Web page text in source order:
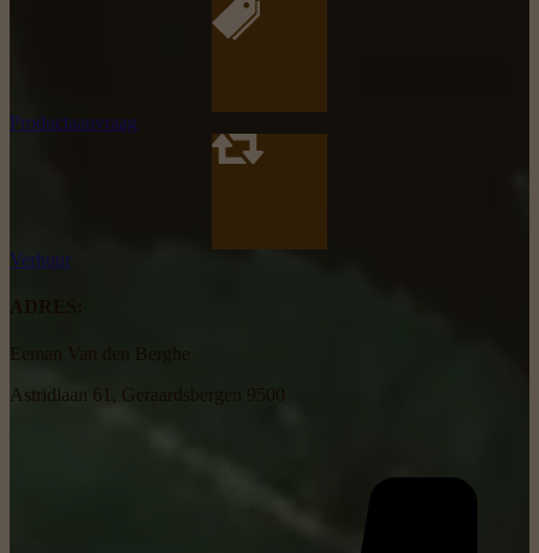
Productaanvraag
Verhuur
Astridlaan 61, Geraardsbergen 9500